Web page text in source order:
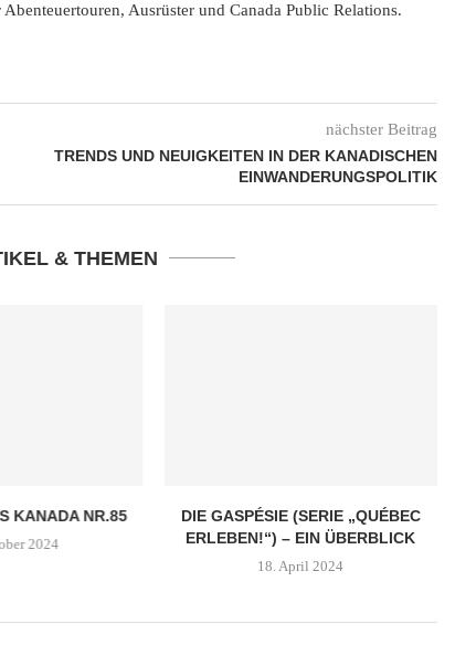
Ausrüster und Canada Public Relations.
nächster Beitrag
TRENDS UND NEUIGKEITEN IN DER KANADISCHEN
EINWANDERUNGSPOLITIK
& THEMEN
KANADA NR.85
2024
DIE GASPÉSIE (SERIE „QUÉBEC
ERLEBEN!“) – EIN ÜBERBLICK
18. April 2024